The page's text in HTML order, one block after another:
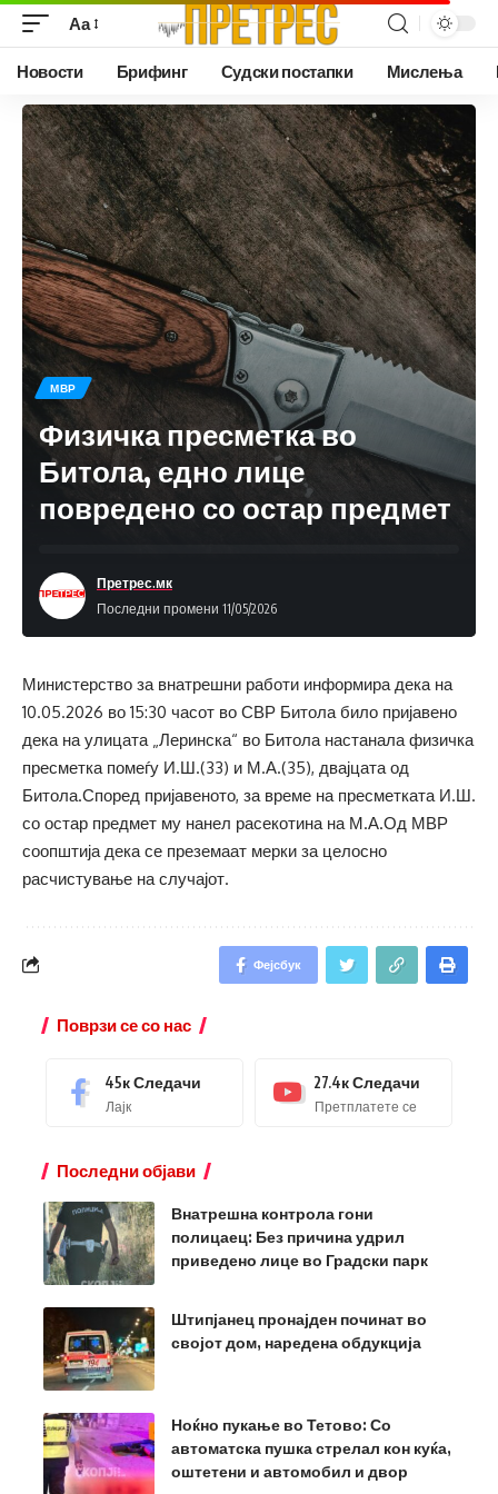
Аа
Новости Брифинг Судски постапки Мислења
МВР
Физичка пресметка во
Битола, едно лице
повредено со остар предмет
Последни промени 11/05/2026
Претрес.мк
Министерство за внатрешни работи информира дека на
10.05.2026 во 15:30 часот во СВР Битола било пријавено
дека на улицата „Леринска“ во Битола настанала физичка
пресметка помеѓу И.Ш.(33) и М.А.(35), двајцата од
Битола.Според пријавеното, за време на пресметката И.Ш.
со остар предмет му нанел расекотина на М.А.Од МВР
соопштија дека се преземаат мерки за целосно
расчистување на случајот.
Фејсбук
Поврзи се со нас
45кСледачи
Лајк
27.4кСледачи
Претплатете се
Последни објави
Внатрешна контрола гони
полицаец: Без причина удрил
приведено лице во Градски парк
Штипјанец пронајден починат во
својот дом, наредена обдукција
Ноќно пукање во Тетово: Со
автоматска пушка стрелал кон куќа,
оштетени и автомобил и двор